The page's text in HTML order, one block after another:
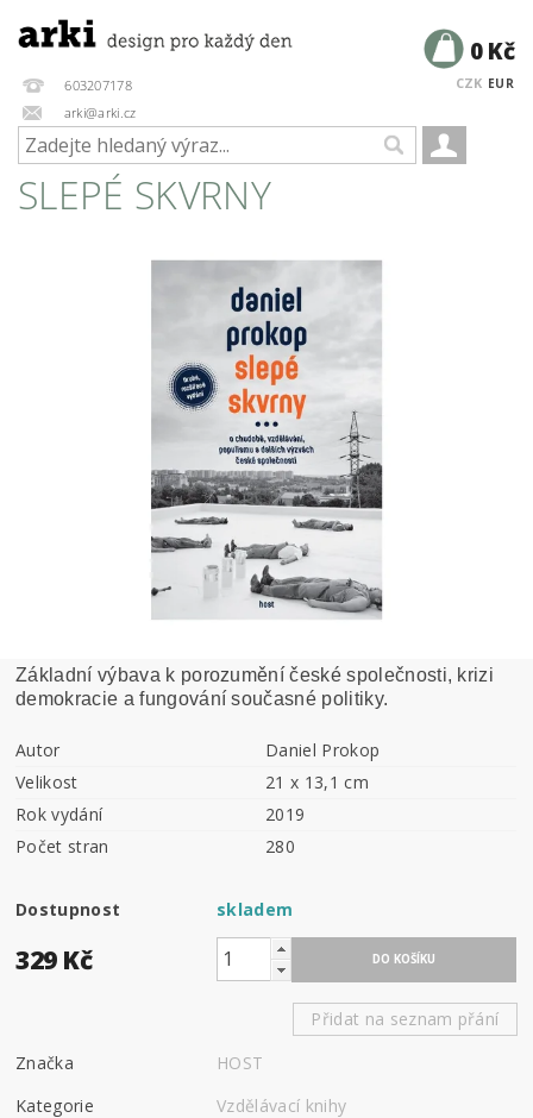
603207178
arki@arki.cz
CZK EUR
0 Kč
SLEPÉ SKVRNY
Základní výbava k porozumění české společnosti, krizi
demokracie a fungování současné politiky.
Autor
Daniel Prokop
Velikost
21 x 13,1 cm
Rok vydání
2019
Počet stran
280
Dostupnost skladem
329 Kč
Přidat na seznam přání
Značka
HOST
Kategorie
Vzdělávací knihy